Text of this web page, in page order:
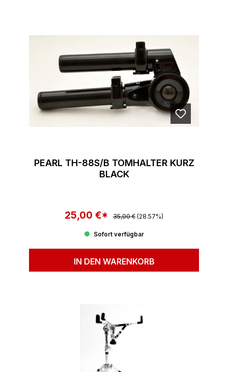
PEARL TH-88S/B TOMHALTER KURZ
BLACK
Verkaufspreis:
25,00 €* Regulärer Preis:
35,00 € (28.57%)
Sofort verfügbar
IN DEN WARENKORB